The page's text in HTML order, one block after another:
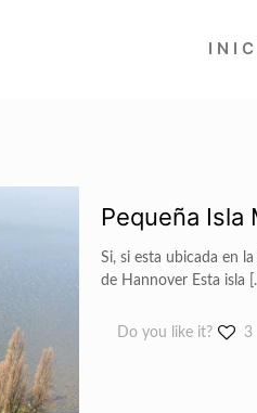
Pequeña Isla
Si, si esta ubicada en
de Hannover Esta isla
Do you like it? 3